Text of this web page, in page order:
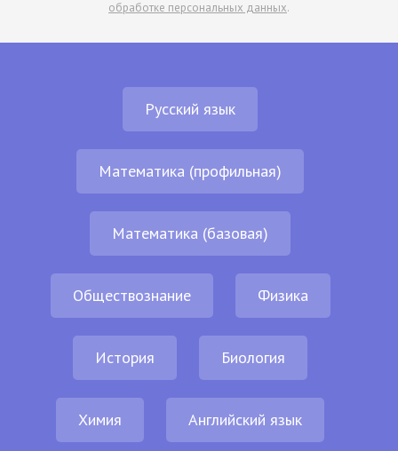
обработке персональных данных.
Русский язык
Математика (профильная)
Математика (базовая)
Обществознание Физика
История Биология
Химия Английский язык